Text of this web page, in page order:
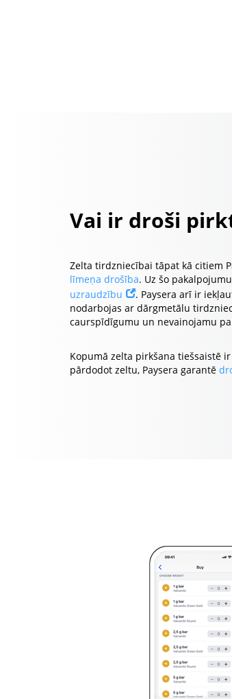
Vai ir droši
Zelta tirdzniecībai tāpat kā citiem
līmeņa drošība. Uz šo
uzraudzību
. Paysera arī ir
nodarbojas ar dārgmetālu
caurspīdīgumu un nevainojamu
Kopumā zelta pirkšana tiešsaistē
pārdodot zeltu, Paysera garantē